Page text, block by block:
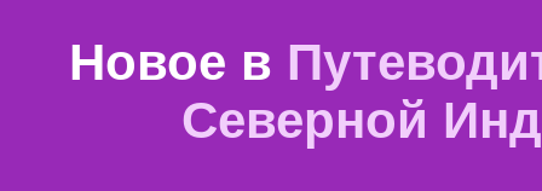
Новое в
Северной